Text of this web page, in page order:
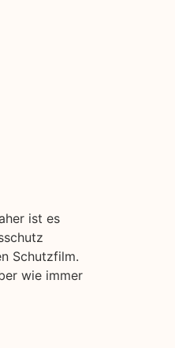
ist es
Schutzfilm.
wie immer